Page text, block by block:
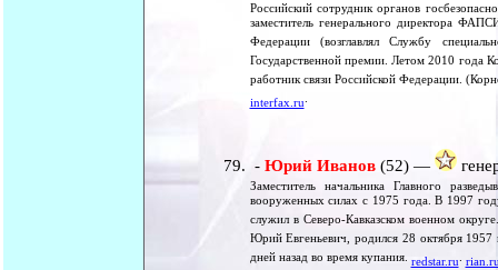
Российский сотрудник органов
заместитель генерального директора
Федерации (возглавлял Службу
Государственной премии. Летом 2010 года
работник связи Российской Федерации.
interfax.ru.
- Юрий Иванов (52) —
Заместитель начальника Главного
вооруженных силах с 1975 года. В 1997
служил в Северо-Кавказском военном
Юрий Евгеньевич, родился 28 октября 1957
дней назад во время купания. redstar.ru.